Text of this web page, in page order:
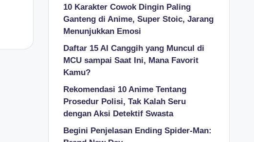
10 Karakter Cowok Dingin Paling
Ganteng di Anime, Super Stoic, Jarang
Menunjukkan Emosi
Daftar 15 AI Canggih yang Muncul di
MCU sampai Saat Ini, Mana Favorit
Kamu?
Rekomendasi 10 Anime Tentang
Prosedur Polisi, Tak Kalah Seru
dengan Aksi Detektif Swasta
Begini Penjelasan Ending Spider-Man: